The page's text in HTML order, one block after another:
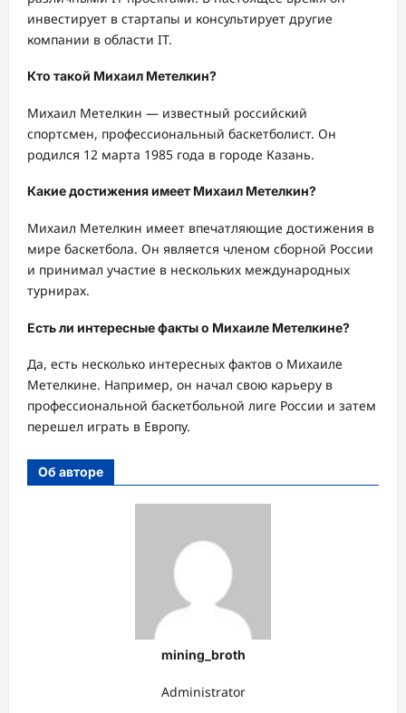
инвестирует в стартапы и консультирует другие
компании в области IT.
Кто такой Михаил Метелкин?
Михаил Метелкин — известный российский
спортсмен, профессиональный баскетболист. Он
родился 12 марта 1985 года в городе Казань.
Какие достижения имеет Михаил Метелкин?
Михаил Метелкин имеет впечатляющие достижения в
мире баскетбола. Он является членом сборной России
и принимал участие в нескольких международных
турнирах.
Есть ли интересные факты о Михаиле Метелкине?
Да, есть несколько интересных фактов о Михаиле
Метелкине. Например, он начал свою карьеру в
профессиональной баскетбольной лиге России и затем
перешел играть в Европу.
Об авторе
mining_broth
Administrator